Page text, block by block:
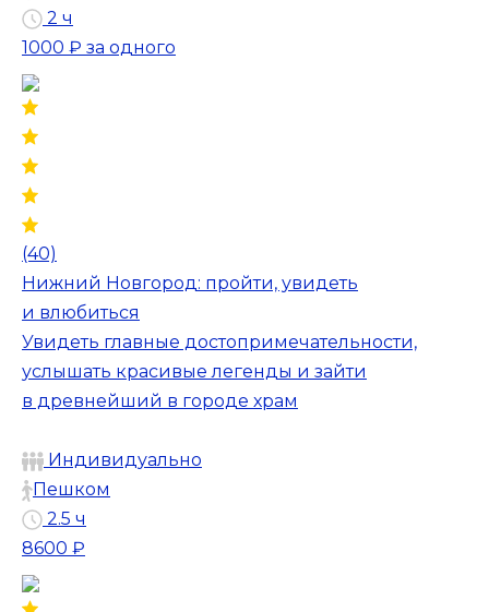
2 ч
1000 ₽ за одного
(40)
Нижний Новгород: пройти, увидеть
и влюбиться
Увидеть главные достопримечательности,
услышать красивые легенды и зайти
в древнейший в городе храм
Индивидуально
Пешком
2.5 ч
8600 ₽